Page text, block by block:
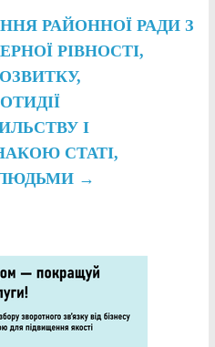
РАЙОННОЇ РАДИ З
РІВНОСТІ,
І
СТАТІ,
ЛЮДЬМИ →